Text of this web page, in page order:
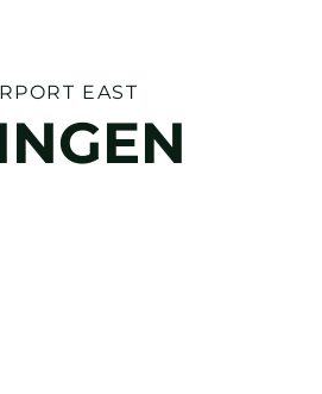
EAST